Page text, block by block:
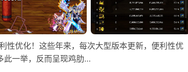
性优化！这些年来，每次大型版本更新，便利性优
此一举，反而呈现鸡肋…